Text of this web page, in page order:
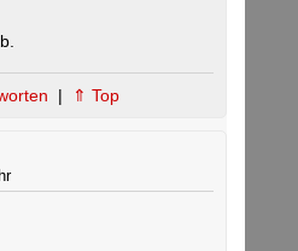
| ⇑ Top